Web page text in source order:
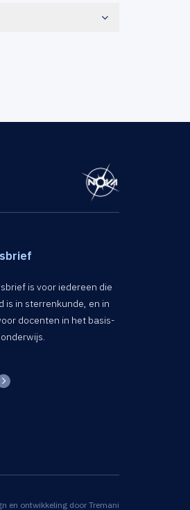
is voor iedereen die
is in sterrenkunde, en in
docenten in het basis-
en ontwikkeling doorTremani